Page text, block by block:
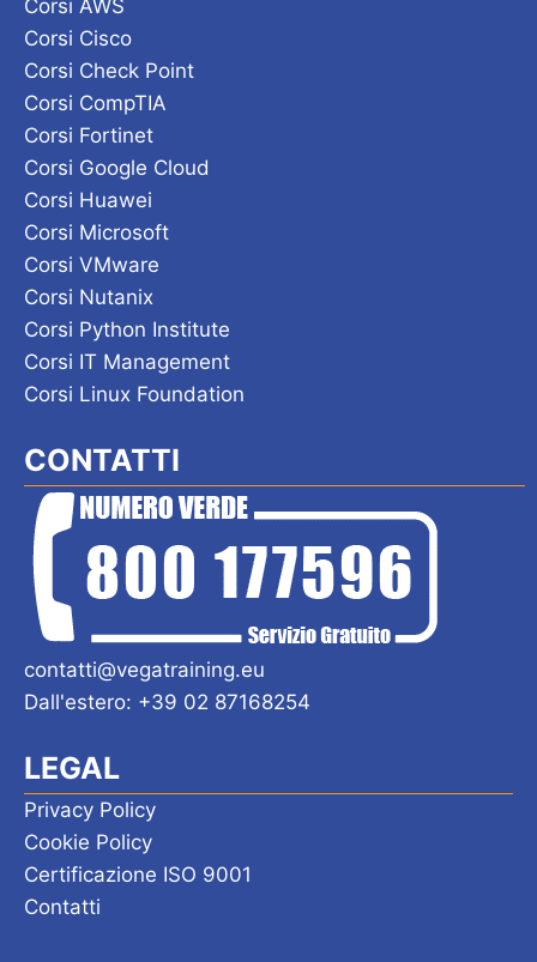
Corsi AWS
Corsi Cisco
Corsi Check Point
Corsi CompTIA
Corsi Fortinet
Corsi Google Cloud
Corsi Huawei
Corsi Microsoft
Corsi VMware
Corsi Nutanix
Corsi Python Institute
Corsi IT Management
Corsi Linux Foundation
CONTATTI
contatti@vegatraining.eu
Dall'estero: +39 02 87168254
LEGAL
Privacy Policy
Cookie Policy
Certificazione ISO 9001
Contatti